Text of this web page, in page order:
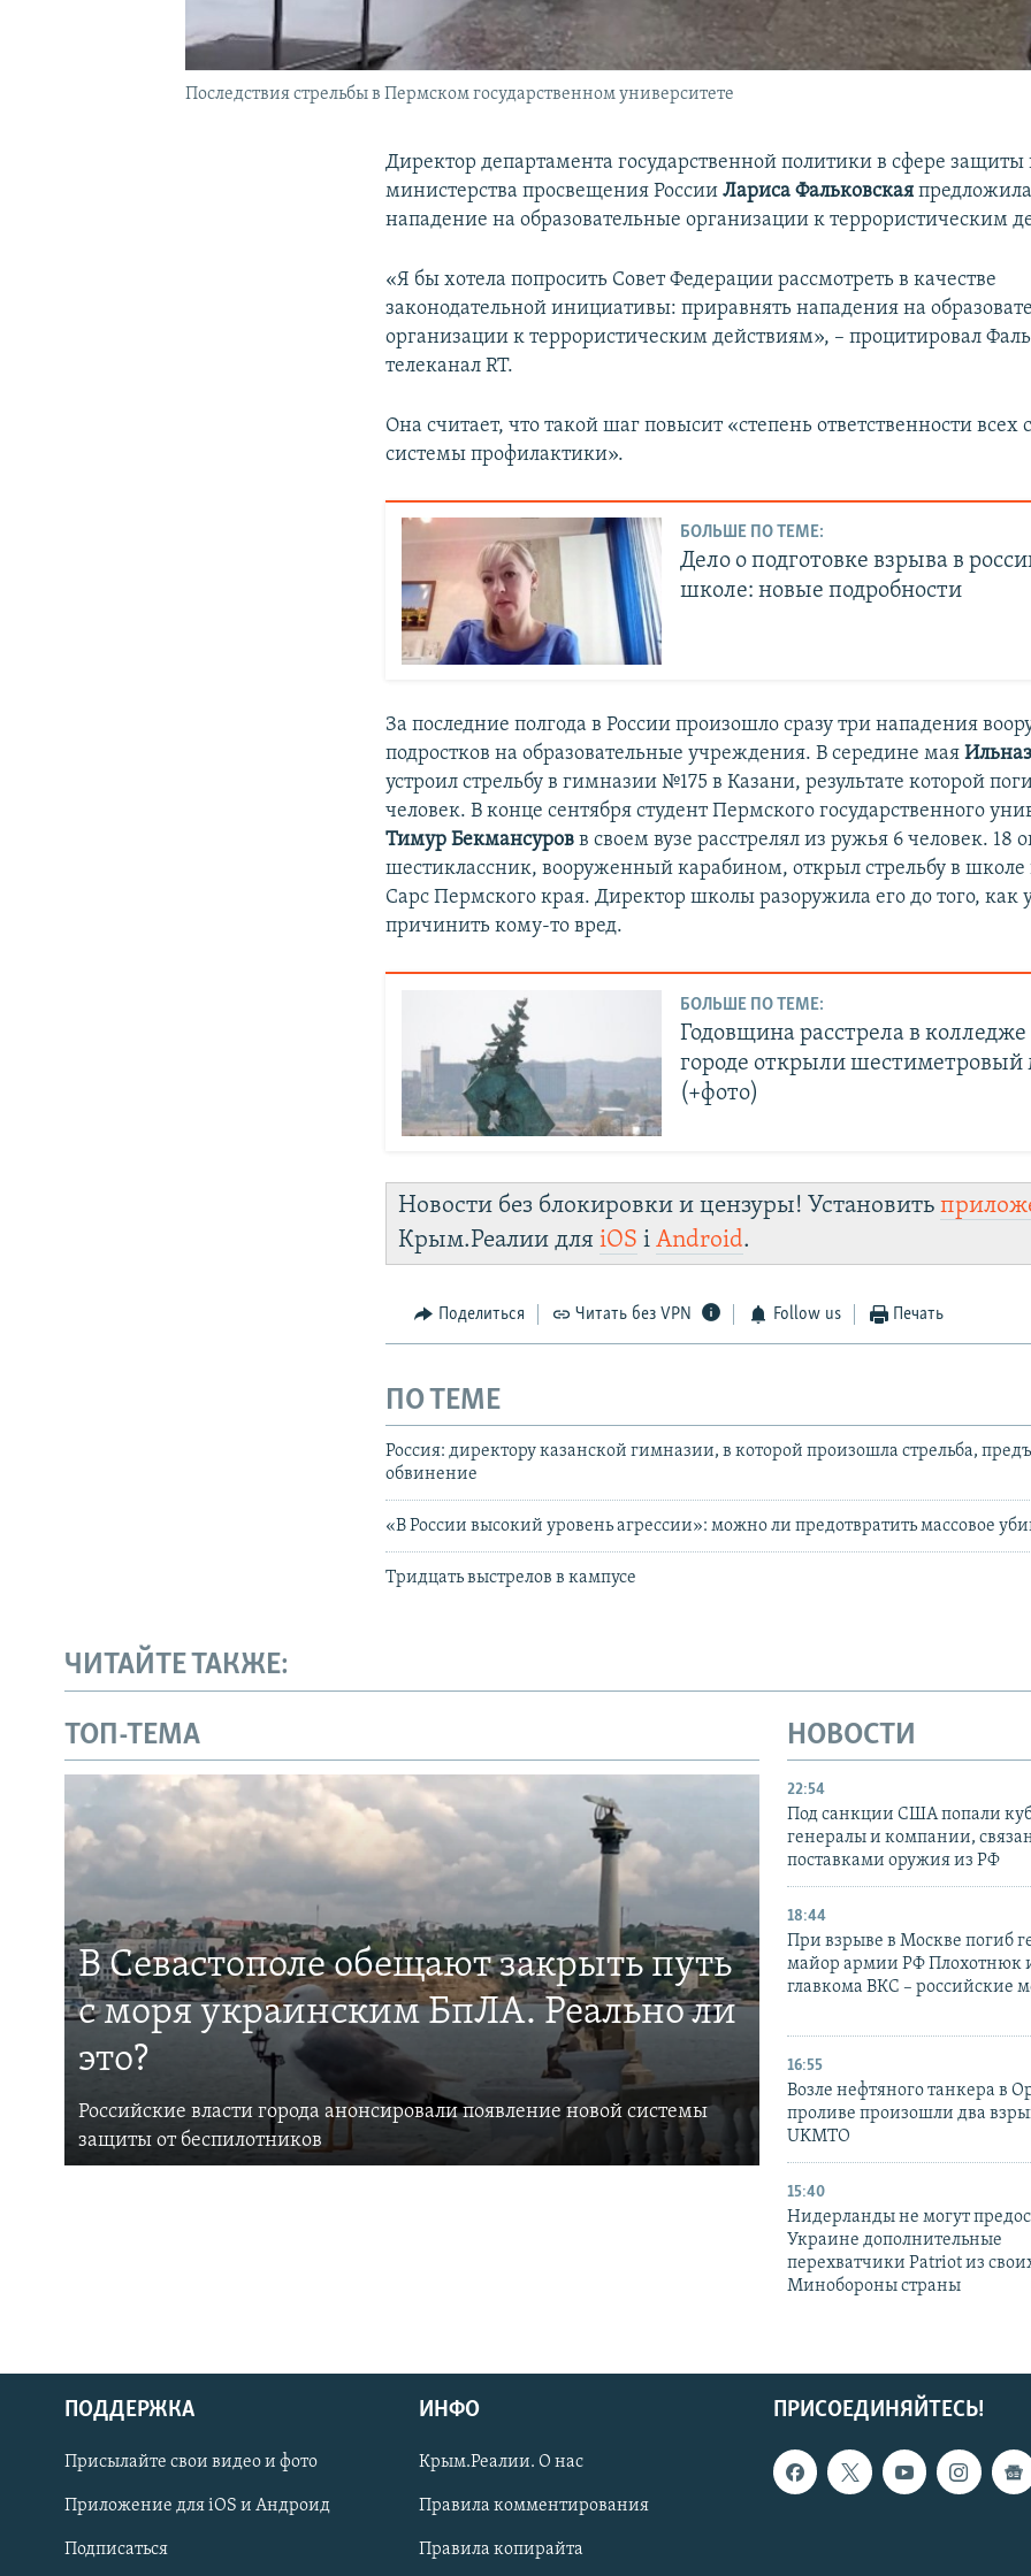
Українською
Qırımtatar
ПРИСОЕДИНЯЙТЕСЬ!
Последствия стрельбы в Пермском государственном университете
Директор департамента государственной политики в сфере защиты
министерства просвещения РоссииЛариса Фальковская
нападение на образовательные организации к террористическим
«Я бы хотела попросить Совет Федерации рассмотреть в качестве
законодательной инициативы: приравнять нападения на
организации к террористическим действиям», – процитировал
телеканал RT.
Она считает, что такой шаг повысит «степень ответственности всех
системы профилактики».
БОЛЬШЕ ПО ТЕМЕ:
Дело о подготовке взрыва в
школе: новые подробности
За последние полгода в России произошло сразу три нападения
подростков на образовательные учреждения. В середине мая
устроил стрельбу в гимназии №175 в Казани, результате которой
человек. В конце сентября студент Пермского государственного
Тимур Бекмансуров в своем вузе расстрелял из ружья 6 человек. 18
шестиклассник, вооруженный карабином, открыл стрельбу в школе
Сарс Пермского края. Директор школы разоружила его до того, как
причинить кому-то вред.
БОЛЬШЕ ПО ТЕМЕ:
Годовщина расстрела в
городе открыли
(+фото)
Новости без блокировки и цензуры! Установить
Крым.Реалии дляiOS іAndroid.
Поделиться Читать без VPN Follow us Печать
ПО ТЕМЕ
Россия: директору казанской гимназии, в которой произошла стрельба,
обвинение
«В России высокий уровень агрессии»: можно ли предотвратить массовое
Тридцать выстрелов в кампусе
ЧИТАЙТЕ ТАКЖЕ:
ТОП-ТЕМА
В Севастополе обещают закрыть путь
с моря украинским БпЛА. Реально ли
это?
Российские власти города анонсировали появление новой системы
защиты от беспилотников
НОВОСТИ
22:54
Под санкции США попали
генералы и компании,
поставками оружия из РФ
18:44
При взрыве в Москве погиб
майор армии РФ Плохотнюк
главкома ВКС – российские
16:55
Возле нефтяного танкера в
проливе произошли два
UKMTO
15:40
Нидерланды не могут
Украине дополнительные
перехватчики Patriot из
Минобороны страны
ПРИСОЕДИНЯЙТЕСЬ!
ПОДДЕРЖКА
Присылайте свои видео и фото
Приложение для iOS и Андроид
Подписаться
ИНФО
Крым.Реалии. О нас
Правила комментирования
Правила копирайта